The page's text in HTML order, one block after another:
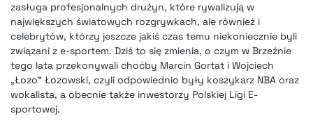
zasługa profesjonalnych drużyn, które rywalizują w
największych światowych rozgrywkach, ale również i
celebrytów, którzy jeszcze jakiś czas temu niekoniecznie byli
związani z e-sportem. Dziś to się zmienia, o czym w Brzeźnie
tego lata przekonywali choćby Marcin Gortat i Wojciech
„Łozo” Łozowski, czyli odpowiednio były koszykarz NBA oraz
wokalista, a obecnie także inwestorzy Polskiej Ligi E-
sportowej.